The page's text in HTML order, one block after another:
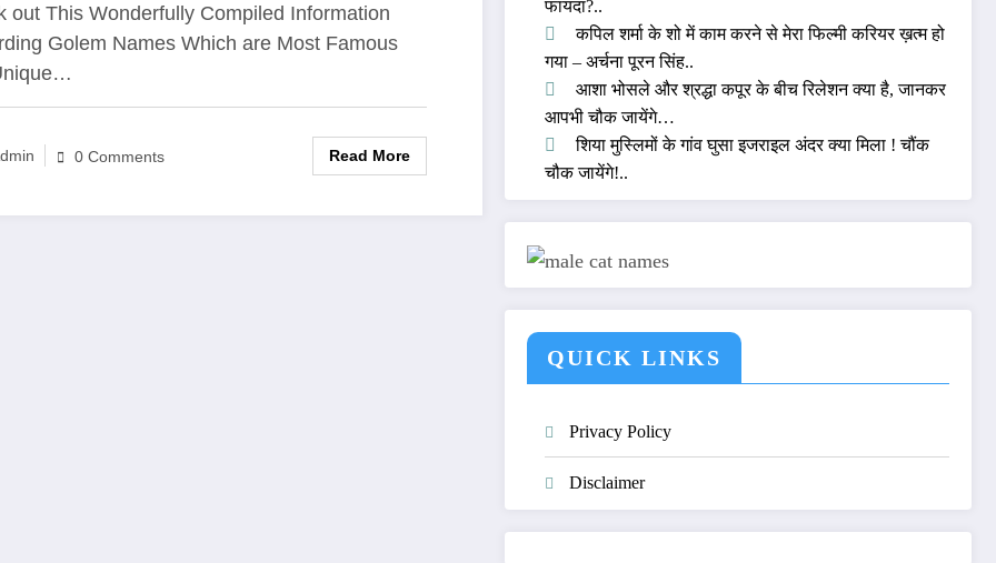
out This Wonderfully Compiled Information
Golem Names Which are Most Famous
0 Comments Read More
फायदा?..
कपिल शर्मा के शो में काम करने से मेरा फिल्मी करियर ख़त्म हो
गया – अर्चना पूरन सिंह..
आशा भोसले और श्रद्धा कपूर के बीच रिलेशन क्या है, जानकर
आपभी चौक जायेंगे…
शिया मुस्लिमों के गांव घुसा इजराइल अंदर क्या मिला ! चौंक
चौक जायेंगे!..
QUICK LINKS
Privacy Policy
Disclaimer